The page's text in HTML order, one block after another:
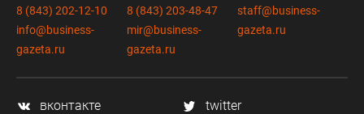
8 (843) 202-12-10
info@business-
gazeta.ru
8 (843) 203-48-47
mir@business-
gazeta.ru
staff@business-
gazeta.ru
вконтакте
twitter